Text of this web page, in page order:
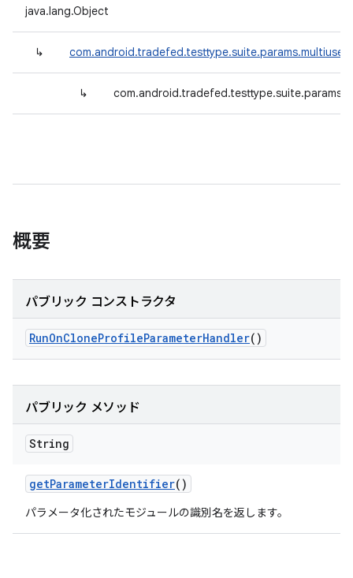
java.lang.Object
↳
↳
概要
パブリック コンストラクタ
RunOnCloneProfileParameterHandler()
パブリック メソッド
String
getParameterIdentifier()
パラメータ化されたモジュールの識別名を返します。